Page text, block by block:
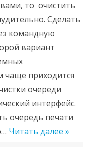
принтера
принудительная
очистка
то очистить
Сделать
командную
вариант
чаще приходится
очереди
интерфейс.
очередь печати
Читать далее »